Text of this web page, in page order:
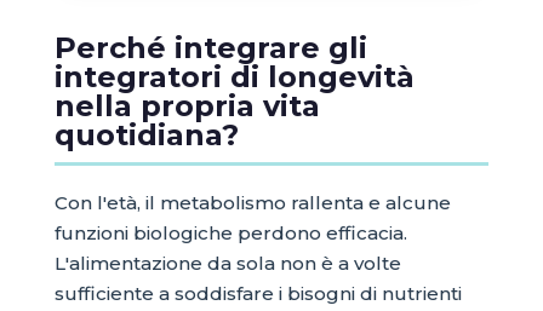
Perché integrare gli
integratori di longevità
nella propria vita
quotidiana?
Con l'età, il metabolismo rallenta e alcune
funzioni biologiche perdono efficacia.
L'alimentazione da sola non è a volte
sufficiente a soddisfare i bisogni di nutrienti